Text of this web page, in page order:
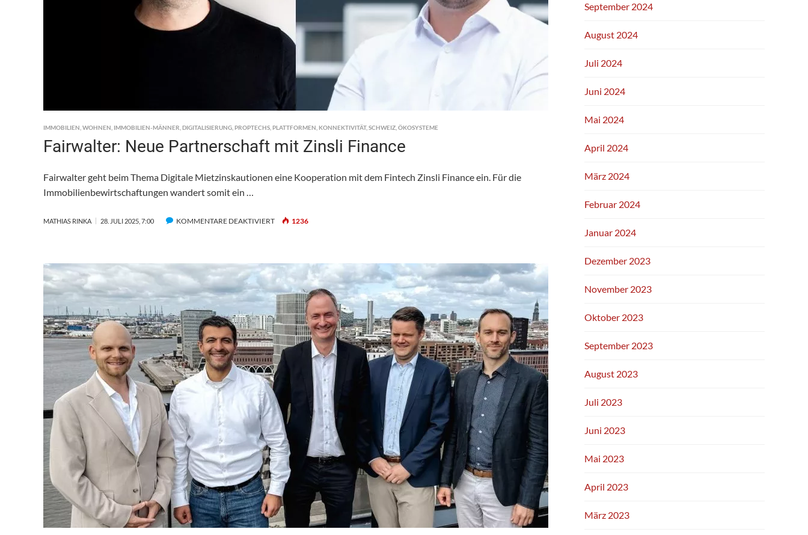
IMMOBILIEN WOHNEN IMMOBILIEN-MÄNNER DIGITALISIERUNG PROPTECHS PLATTFORMEN KONNEKTIVITÄT, SCHWEIZ ÖKOSYSTEME
Fairwalter: Neue Partnerschaft mit Zinsli Finance
Fairwalter geht beim Thema Digitale Mietzinskautionen eine Kooperation mit dem Fintech Zinsli Finance ein. Für die
Immobilienbewirtschaftungen wandert somit ein …
MATHIAS RINKA 28. JULI 2025, 7:00 KOMMENTARE DEAKTIVIERTFÜR
MIT
ZINSLI
FINANCE
1236
September 2024
August 2024
Juli 2024
Juni 2024
Mai 2024
April 2024
März 2024
Februar 2024
Januar 2024
Dezember 2023
November 2023
Oktober 2023
September 2023
August 2023
Juli 2023
Juni 2023
Mai 2023
April 2023
März 2023